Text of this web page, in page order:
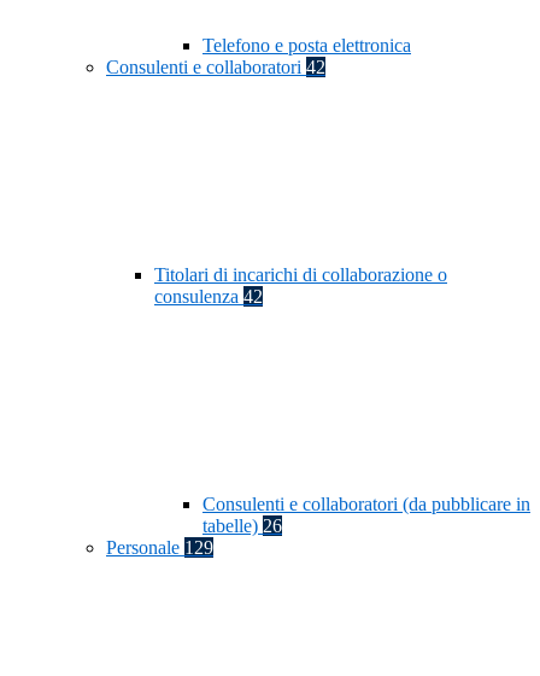
Telefono e posta elettronica
Consulenti e collaboratori 42
Titolari di incarichi di collaborazione o
consulenza 42
Consulenti e collaboratori (da pubblicare in
tabelle) 26
Personale 129